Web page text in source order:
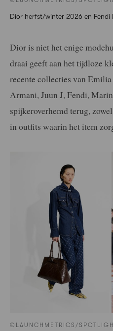
Dior herfst/winter 2026 en
Dior is niet het enige
draai geeft aan het tijdloze
recente collecties van
Armani, Juun J, Fendi,
spijkeroverhemd terug,
in outfits waarin het item
©LAUNCHMETRICS/